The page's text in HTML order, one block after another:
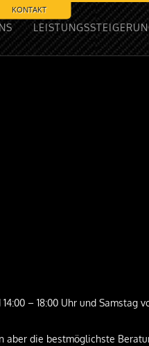
KONTAKT
– 18:00 Uhr und Samstag
aber die bestmöglichste